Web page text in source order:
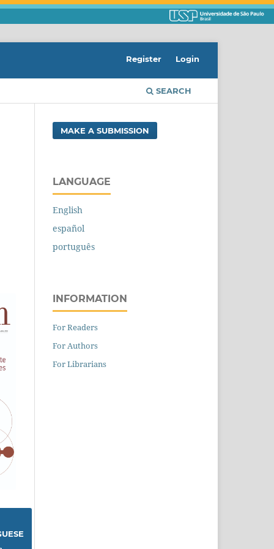
SEARCH
Register Login
MAKE A SUBMISSION
LANGUAGE
English
español
português
INFORMATION
For Readers
For Authors
For Librarians